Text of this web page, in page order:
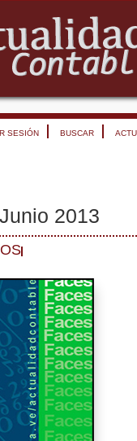
SESIÓN BUSCAR
2013